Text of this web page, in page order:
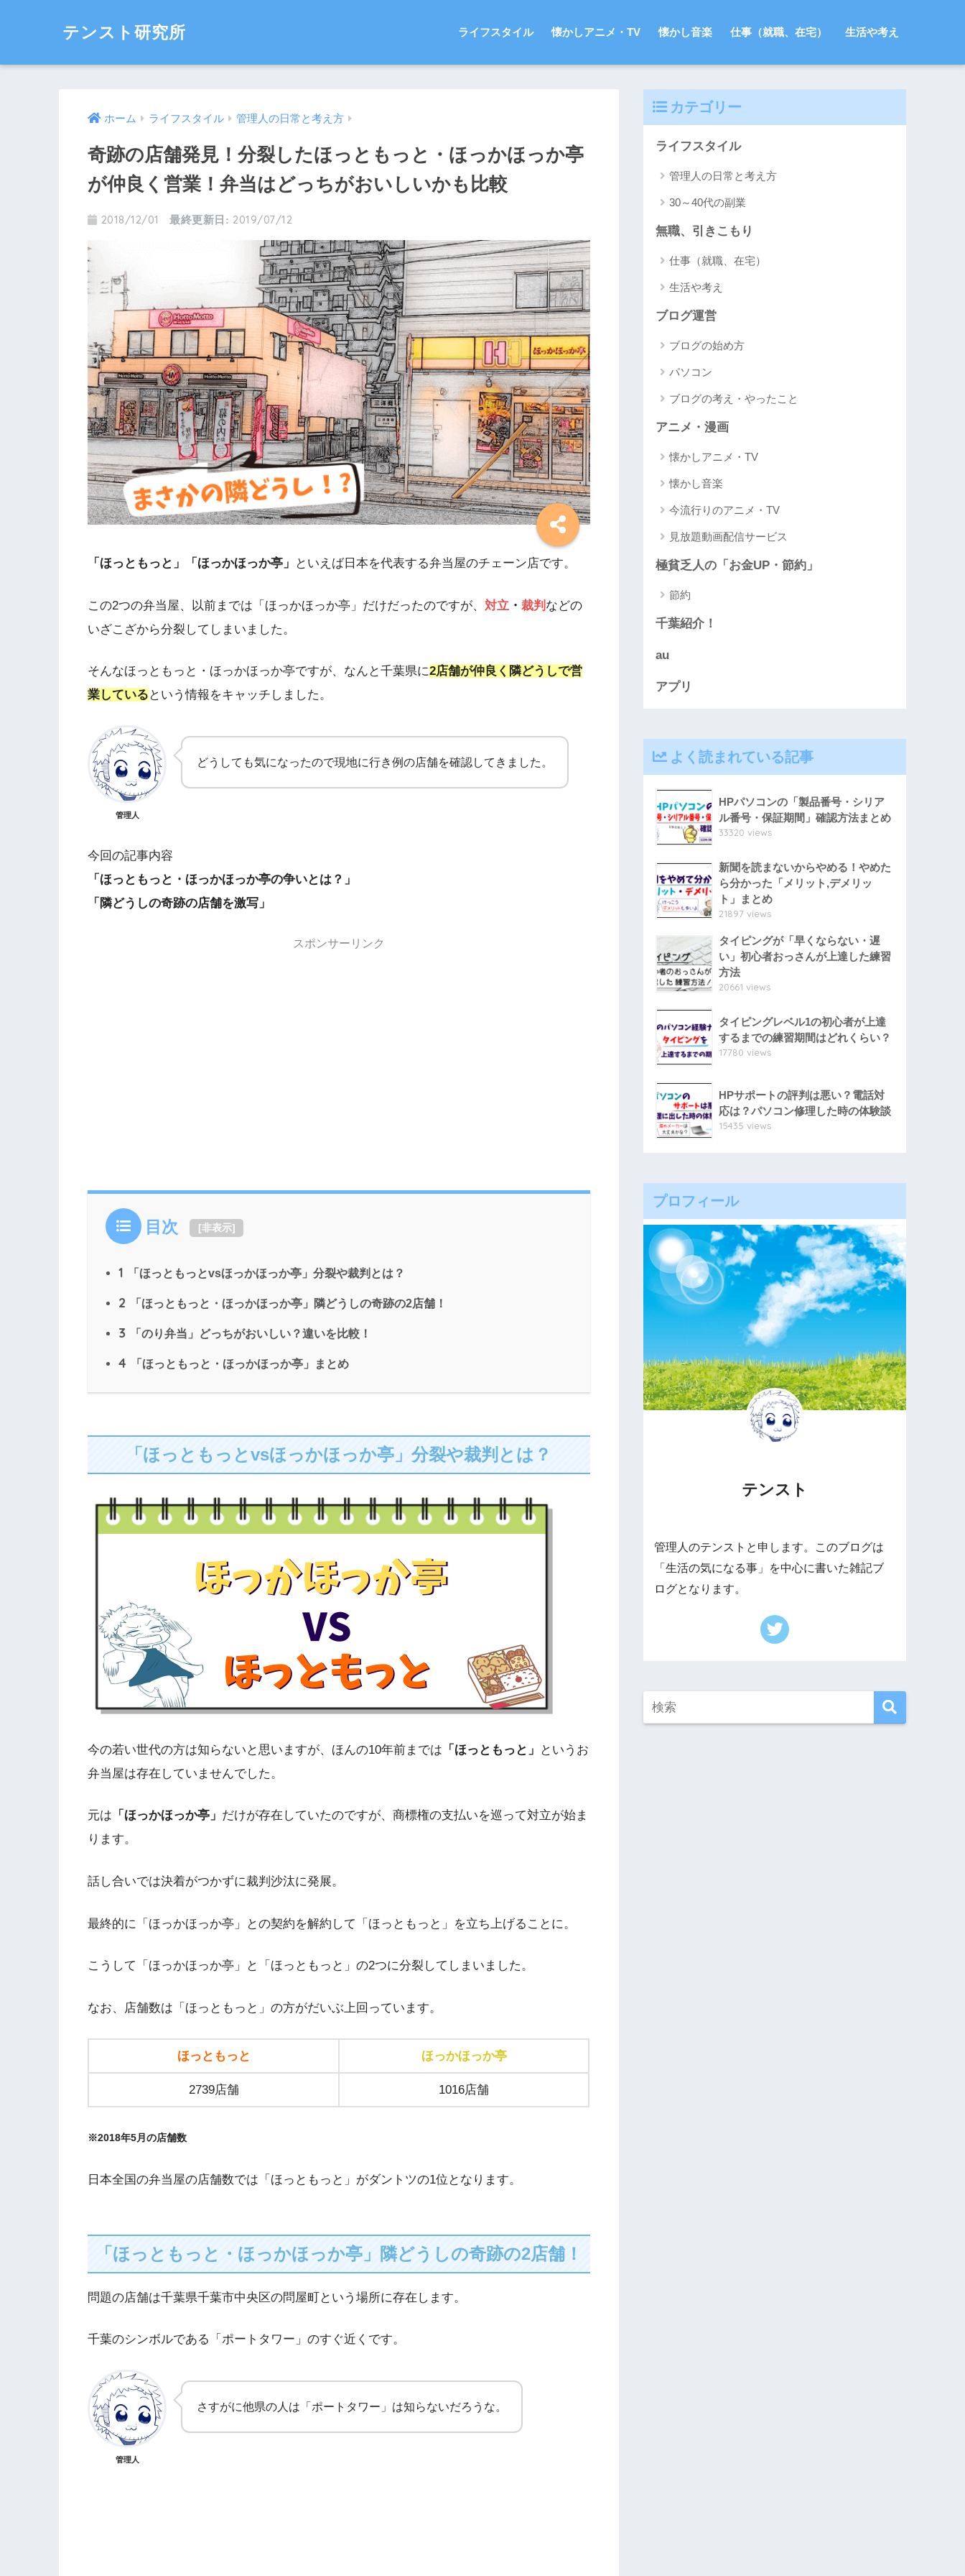
テンスト研究所 ライフスタイル 懐かしアニメ・TV 懐かし音楽 仕事（就職、在宅） 生活や考え
ホーム ライフスタイル 管理人の日常と考え方
奇跡の店舗発見！分裂したほっともっと・ほっかほっか亭
が仲良く営業！弁当はどっちがおいしいかも比較
2018/12/01 2019/07/12
「ほっともっと」「ほっかほっか亭」 といえば日本を代表する弁当屋のチェーン店です。
この2つの弁当屋、以前までは「ほっかほっか亭」だけだったのですが、 対立 ・ 裁判 などの
いざこざから分裂してしまいました。
そんなほっともっと・ほっかほっか亭ですが、なんと千葉県に2店舗が仲良く隣どうしで営
業している という情報をキャッチしました。
管理人
どうしても気になったので現地に行き例の店舗を確認してきました。
今回の記事内容
「ほっともっと・ほっかほっか亭の争いとは？」
「隣どうしの奇跡の店舗を激写」
スポンサーリンク
目次 [非表示]
1 「ほっともっとvsほっかほっか亭」分裂や裁判とは？
2 「ほっともっと・ほっかほっか亭」隣どうしの奇跡の2店舗！
3 「のり弁当」どっちがおいしい？違いを比較！
4 「ほっともっと・ほっかほっか亭」まとめ
「ほっともっとvsほっかほっか亭」分裂や裁判とは？
今の若い世代の方は知らないと思いますが、ほんの10年前までは 「ほっともっと」
というお
弁当屋は存在していませんでした。
元は 「ほっかほっか亭」 だけが存在していたのですが、商標権の支払いを巡って対立が始ま
ります。
話し合いでは決着がつかずに裁判沙汰に発展。
最終的に「ほっかほっか亭」との契約を解約して「ほっともっと」を立ち上げることに。
こうして「ほっかほっか亭」と「ほっともっと」の2つに分裂してしまいました。
なお、店舗数は「ほっともっと」の方がだいぶ上回っています。
ほっともっと ほっかほっか亭
2739店舗 1016店舗
※2018年5月の店舗数
日本全国の弁当屋の店舗数では「ほっともっと」がダントツの1位となります。
「ほっともっと・ほっかほっか亭」隣どうしの奇跡の2店舗！
問題の店舗は千葉県千葉市中央区の問屋町という場所に存在します。
千葉のシンボルである「ポートタワー」のすぐ近くです。
管理人
さすがに他県の人は「ポートタワー」は知らないだろうな。
カテゴリー
ライフスタイル
管理人の日常と考え方
30～40代の副業
無職、引きこもり
仕事（就職、在宅）
生活や考え
ブログ運営
ブログの始め方
パソコン
ブログの考え・やったこと
アニメ・漫画
懐かしアニメ・TV
懐かし音楽
今流行りのアニメ・TV
見放題動画配信サービス
極貧乏人の「お金UP・節約」
節約
千葉紹介！
au
アプリ
よく読まれている記事
HPパソコンの「製品番号・シリア
ル番号・保証期間」確認方法まとめ
33320 views
新聞を読まないからやめる！やめた
ら分かった「メリット,デメリッ
ト」まとめ
21897 views
タイピングが「早くならない・遅
い」初心者おっさんが上達した練習
方法
20661 views
タイピングレベル1の初心者が上達
するまでの練習期間はどれくらい？
17780 views
HPサポートの評判は悪い？電話対
応は？パソコン修理した時の体験談
15435 views
プロフィール
テンスト
管理人のテンストと申します。このブログは
「生活の気になる事」を中心に書いた雑記ブ
ログとなります。